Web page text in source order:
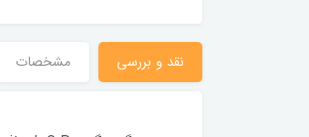
نقد و بررسی مشخصات